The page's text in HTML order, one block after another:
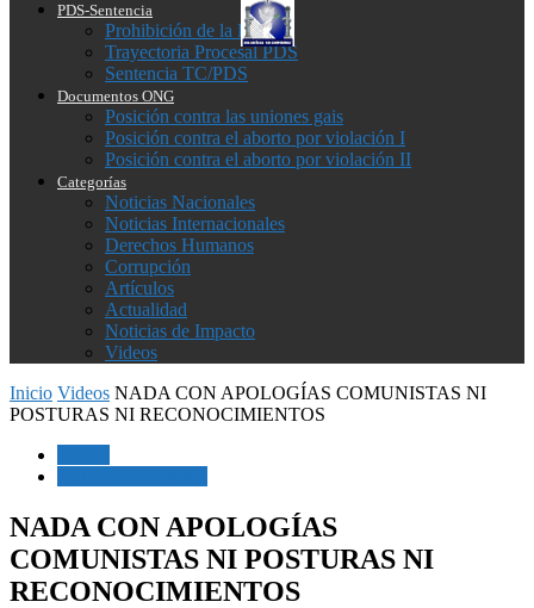
PDS-Sentencia
Prohibición de la PDS
Trayectoria Procesal PDS
Sentencia TC/PDS
Documentos ONG
Posición contra las uniones gais
Posición contra el aborto por violación I
Posición contra el aborto por violación II
Categorías
Noticias Nacionales
Noticias Internacionales
Derechos Humanos
Corrupción
Artículos
Actualidad
Noticias de Impacto
Videos
Inicio Videos NADA CON APOLOGÍAS COMUNISTAS NI
POSTURAS NI RECONOCIMIENTOS
NADA CON APOLOGÍAS
COMUNISTAS NI POSTURAS NI
RECONOCIMIENTOS